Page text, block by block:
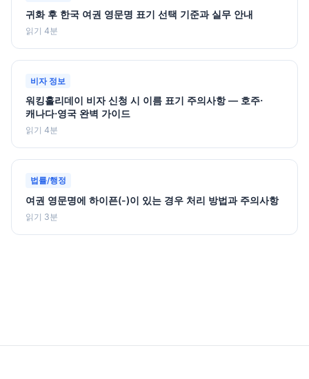
귀화 후 한국 여권 영문명 표기 선택 기준과 실무 안내
읽기 4분
비자 정보
워킹홀리데이 비자 신청 시 이름 표기 주의사항 — 호주·
캐나다·영국 완벽 가이드
읽기 4분
법률/행정
여권 영문명에 하이픈(-)이 있는 경우 처리 방법과 주의사항
읽기 3분